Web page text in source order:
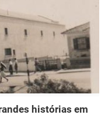
histórias em